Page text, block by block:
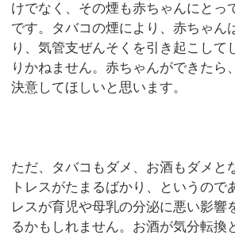
けでなく、その煙も赤ちゃんにとっ
です。タバコの煙により、赤ちゃん
り、気管支ぜんそくを引き起こして
りかねません。赤ちゃんができたら
決意してほしいと思います。
ただ、タバコもダメ、お酒もダメと
トレスがたまるばかり、というので
レスが育児や母乳の分泌に悪い影響
るかもしれません。お酒が気分転換